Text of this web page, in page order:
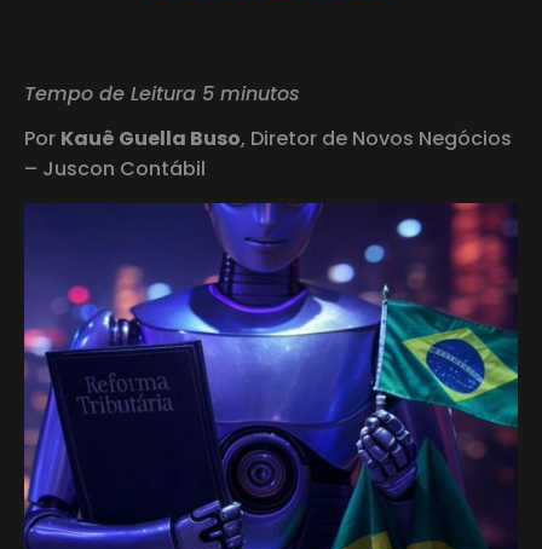
Tempo de Leitura 5 minutos
Por Kauê Guella Buso, Diretor de Novos Negócios
– Juscon Contábil